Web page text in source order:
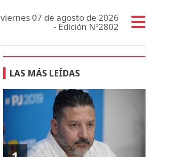
viernes 07 de agosto de 2026
- Edición Nº2802
LAS MÁS LEÍDAS